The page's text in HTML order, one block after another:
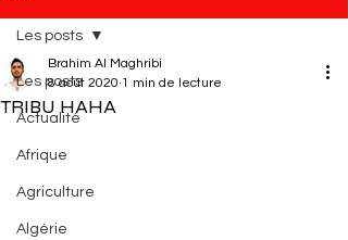
Les posts
Actualité
Afrique
Agriculture
Algérie
Les posts
TRIBU HAHA
Brahim Al Maghribi
8 août 2020 1 min de lecture